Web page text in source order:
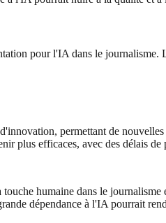
pour l'IA dans le
permettant de
plus efficaces, avec des délais
humaine dans le journalisme
dépendance à l'IA pourrait